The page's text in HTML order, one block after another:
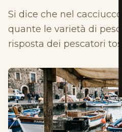
Si dice che nel
quante le varietà di
risposta dei pescatori